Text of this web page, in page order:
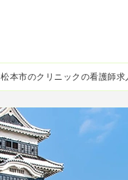
松本市のクリニックの看護師求